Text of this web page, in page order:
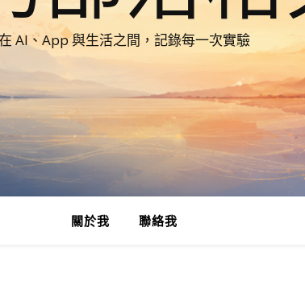
AI、App 與生活之間，記錄每一次實驗
關於我 聯絡我